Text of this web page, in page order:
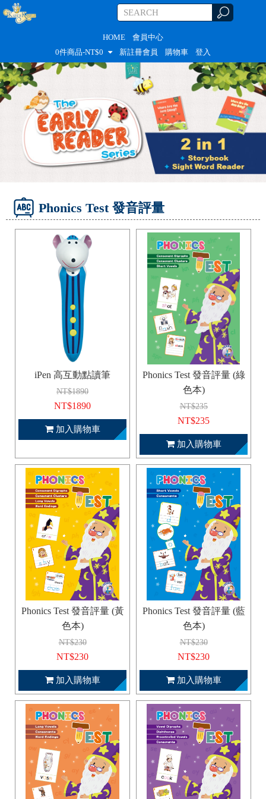
HOME
會員中心
0件商品-NT$0 新註冊會員 購物車 登入
Phonics Test 發音評量
iPen 高互動點讀筆
NT$1890
NT$1890
加入購物車
Phonics Test 發音評量 (綠
色本)
NT$235
NT$235
加入購物車
Phonics Test 發音評量 (黃
色本)
NT$230
NT$230
加入購物車
Phonics Test 發音評量 (藍
色本)
NT$230
NT$230
加入購物車